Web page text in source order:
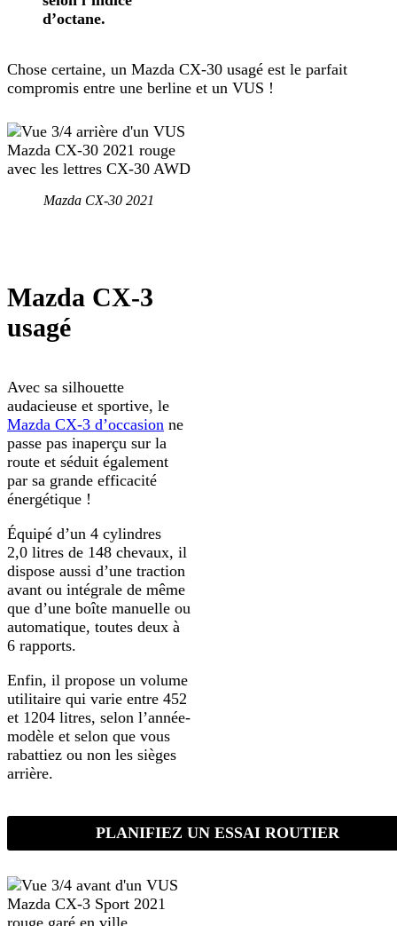
d’octane.
Mazda CX-30 2021
Chose certaine, un Mazda CX-30 usagé est le parfait
compromis entre une berline et un VUS !
Mazda CX-3
usagé
Avec sa silhouette
audacieuse et sportive, le
Mazda CX-3 d’occasion ne
passe pas inaperçu sur la
route et séduit également
par sa grande efficacité
énergétique !
Équipé d’un 4 cylindres
2,0 litres de 148 chevaux, il
dispose aussi d’une traction
avant ou intégrale de même
que d’une boîte manuelle ou
automatique, toutes deux à
6 rapports.
Enfin, il propose un volume
utilitaire qui varie entre 452
et 1204 litres, selon l’année-
modèle et selon que vous
rabattiez ou non les sièges
arrière.
PLANIFIEZ UN ESSAI ROUTIER